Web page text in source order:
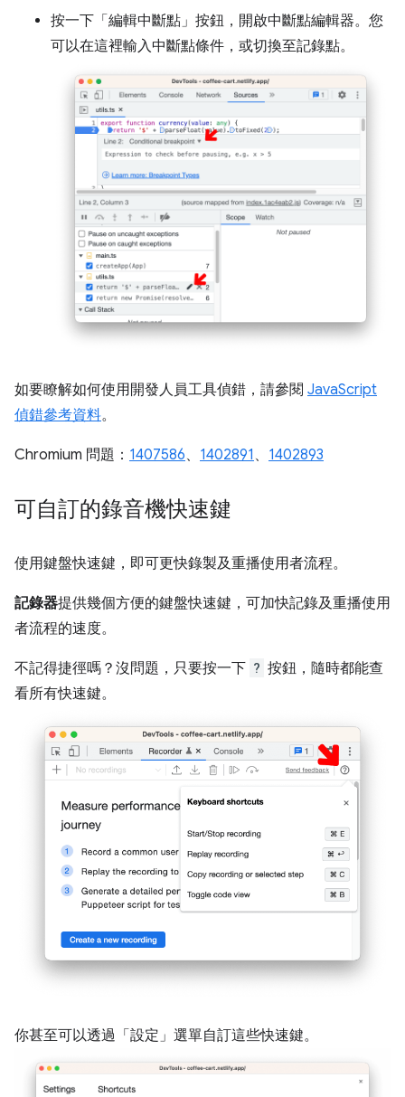
按一下「編輯中斷點」按鈕，開啟中斷點編輯器。您
可以在這裡輸入中斷點條件，或切換至記錄點。
如要瞭解如何使用開發人員工具偵錯，請參閱 JavaScript
偵錯參考資料。
Chromium 問題： 1407586、 1402891 、 1402893
可自訂的錄音機快速鍵
使用鍵盤快速鍵，即可更快錄製及重播使用者流程。
記錄器提供幾個方便的鍵盤快速鍵，可加快記錄及重播使用
者流程的速度。
不記得捷徑嗎？沒問題，只要按一下 ? 按鈕，隨時都能查
看所有快速鍵。
你甚至可以透過「設定」 選單自訂這些快速鍵。